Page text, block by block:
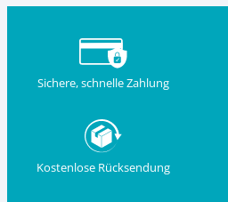
Sichere, schnelle Zahlung
Kostenlose Rücksendung